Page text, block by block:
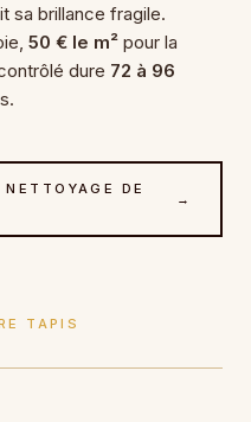
sa brillance fragile.
50 € le m² pour la
dure 72 à 96
DE
→
TAPIS